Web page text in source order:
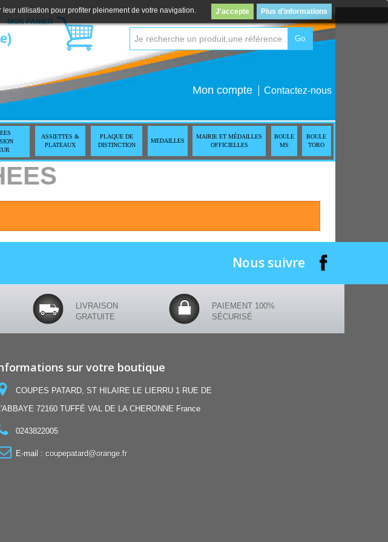
MON PANIER
Go
Mon compte Contactez-nous
ASSIETTES &
PLATEAUX
PLAQUE DE
DISTINCTION
MEDAILLES
MAIRIE ET MÉDAILLES
OFFICIELLES
BOULE
MS
BOULE
TORO
utilisation pour profiter pleinement de votre navigation. J'accepte Plus d'informations
Nous suivre
LIVRAISON
GRATUITE
PAIEMENT 100%
SÉCURISÉ
sur votre boutique
COUPES PATARD, ST HILAIRE LE LIERRU 1 RUE DE
72160 TUFFÉ VAL DE LA CHERONNE France
0243822005
E-mail : coupepatard@orange.fr